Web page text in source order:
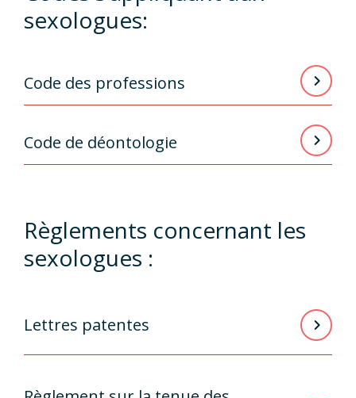
sexologues:
Code des professions
Code de déontologie
Règlements concernant les
sexologues :
Lettres patentes